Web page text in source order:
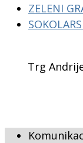
ZELENI
Trg